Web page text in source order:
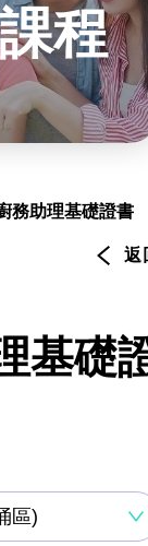
程
務助理基礎證書
返
基礎